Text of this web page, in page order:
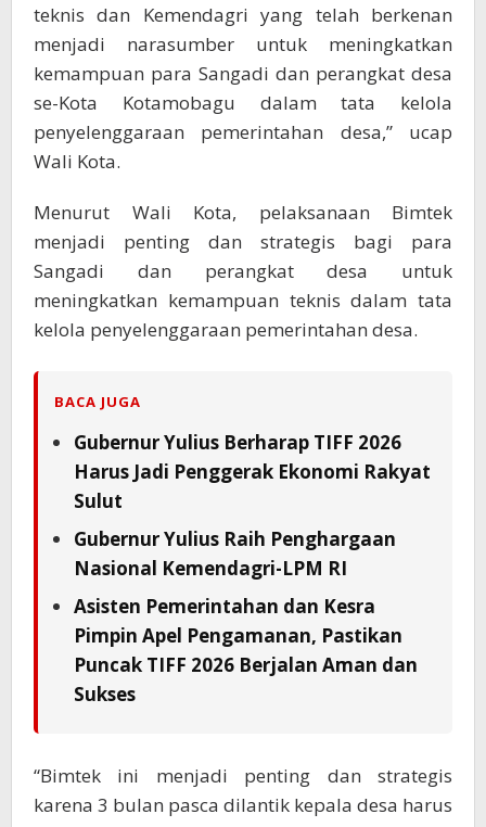
teknis dan Kemendagri yang telah berkenan
menjadi narasumber untuk meningkatkan
kemampuan para Sangadi dan perangkat desa
se-Kota Kotamobagu dalam tata kelola
penyelenggaraan pemerintahan desa,” ucap
Wali Kota.
Menurut Wali Kota, pelaksanaan Bimtek
menjadi penting dan strategis bagi para
Sangadi dan perangkat desa untuk
meningkatkan kemampuan teknis dalam tata
kelola penyelenggaraan pemerintahan desa.
BACA JUGA
Gubernur Yulius Berharap TIFF 2026
Harus Jadi Penggerak Ekonomi Rakyat
Sulut
Gubernur Yulius Raih Penghargaan
Nasional Kemendagri-LPM RI
Asisten Pemerintahan dan Kesra
Pimpin Apel Pengamanan, Pastikan
Puncak TIFF 2026 Berjalan Aman dan
Sukses
“Bimtek ini menjadi penting dan strategis
karena 3 bulan pasca dilantik kepala desa harus